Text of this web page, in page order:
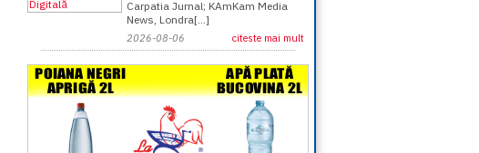
Carpatia Jurnal; KAmKam Media
News, Londra[...]
2026-08-06 citeste mai mult